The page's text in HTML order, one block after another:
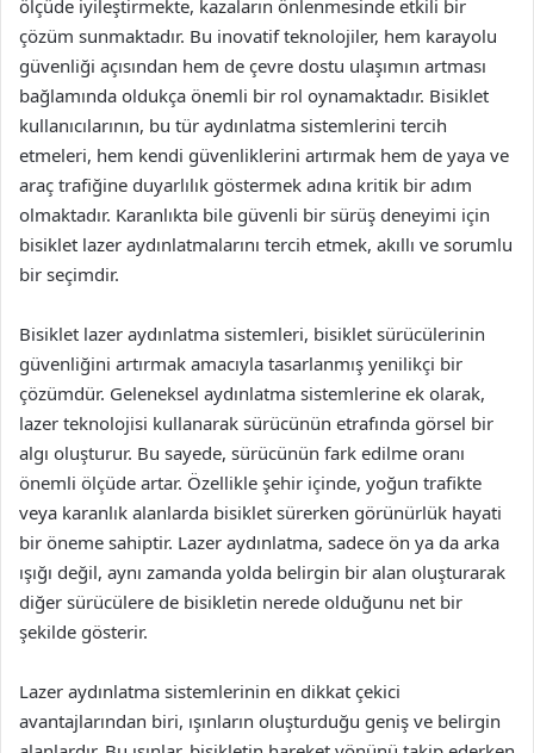
ölçüde iyileştirmekte, kazaların önlenmesinde etkili bir
çözüm sunmaktadır. Bu inovatif teknolojiler, hem karayolu
güvenliği açısından hem de çevre dostu ulaşımın artması
bağlamında oldukça önemli bir rol oynamaktadır. Bisiklet
kullanıcılarının, bu tür aydınlatma sistemlerini tercih
etmeleri, hem kendi güvenliklerini artırmak hem de yaya ve
araç trafiğine duyarlılık göstermek adına kritik bir adım
olmaktadır. Karanlıkta bile güvenli bir sürüş deneyimi için
bisiklet lazer aydınlatmalarını tercih etmek, akıllı ve sorumlu
bir seçimdir.
Bisiklet lazer aydınlatma sistemleri, bisiklet sürücülerinin
güvenliğini artırmak amacıyla tasarlanmış yenilikçi bir
çözümdür. Geleneksel aydınlatma sistemlerine ek olarak,
lazer teknolojisi kullanarak sürücünün etrafında görsel bir
algı oluşturur. Bu sayede, sürücünün fark edilme oranı
önemli ölçüde artar. Özellikle şehir içinde, yoğun trafikte
veya karanlık alanlarda bisiklet sürerken görünürlük hayati
bir öneme sahiptir. Lazer aydınlatma, sadece ön ya da arka
ışığı değil, aynı zamanda yolda belirgin bir alan oluşturarak
diğer sürücülere de bisikletin nerede olduğunu net bir
şekilde gösterir.
Lazer aydınlatma sistemlerinin en dikkat çekici
avantajlarından biri, ışınların oluşturduğu geniş ve belirgin